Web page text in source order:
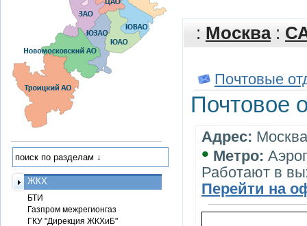
: Москва:
Почтовые
Почтовое
Адрес:
• Метро:
Работают в
Перейти на
ЖКХ
БТИ
Газпром межрегионгаз
ГКУ "Дирекция ЖКХиБ"